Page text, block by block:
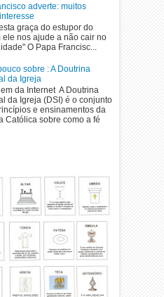
adverte: muitos
graça do estupor do
ele nos ajude a não cair no
O Papa Francisc...
sobre : A Doutrina
da Igreja
da Internet A Doutrina
da Igreja (DSI) é o conjunto
e ensinamentos da
Católica sobre como a fé